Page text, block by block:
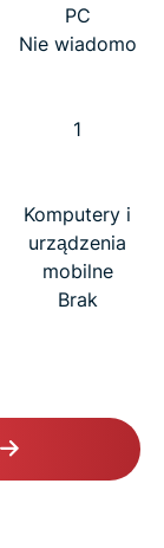
PC
Nie wiadomo
1
Komputery i
urządzenia
mobilne
Brak